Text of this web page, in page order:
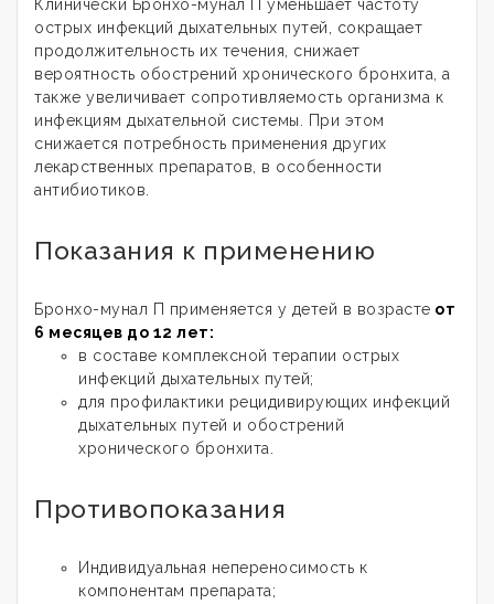
Клинически Бронхо-мунал П уменьшает частоту
острых инфекций дыхательных путей, сокращает
продолжительность их течения, снижает
вероятность обострений хронического бронхита, а
также увеличивает сопротивляемость организма к
инфекциям дыхательной системы. При этом
снижается потребность применения других
лекарственных препаратов, в особенности
антибиотиков.
Показания к применению
Бронхо-мунал П применяется у детей в возрасте от
6 месяцев до 12 лет:
в составе комплексной терапии острых
инфекций дыхательных путей;
для профилактики рецидивирующих инфекций
дыхательных путей и обострений
хронического бронхита.
Противопоказания
Индивидуальная непереносимость к
компонентам препарата;